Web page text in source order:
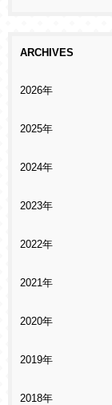
ARCHIVES
2026年
2025年
2024年
2023年
2022年
2021年
2020年
2019年
2018年